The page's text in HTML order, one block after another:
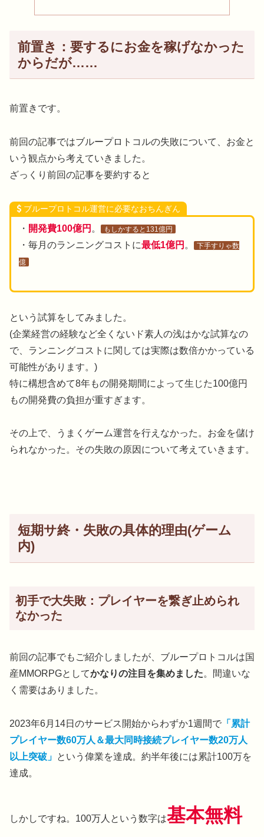
前置き：要するにお金を稼げなかった
からだが……
前置きです。
前回の記事ではブループロトコルの失敗について、お金と
いう観点から考えていきました。
ざっくり前回の記事を要約すると
ブループロトコル運営に必要なおちんぎん
・ 開発費100億円 。 もしかすると131億円
・毎月のランニングコストに最低1億円 。
下手すりゃ数
億
という試算をしてみました。
(企業経営の経験など全くないド素人の浅はかな試算なの
で、ランニングコストに関しては実際は数倍かかっている
可能性があります。)
特に構想含めて8年もの開発期間によって生じた100億円
もの開発費の負担が重すぎます。
その上で、うまくゲーム運営を行えなかった。お金を儲け
られなかった。その失敗の原因について考えていきます。
短期サ終・失敗の具体的理由(ゲーム
内)
初手で大失敗：プレイヤーを繋ぎ止められ
なかった
前回の記事でもご紹介しましたが、ブループロトコルは国
産MMORPGとしてかなりの注目を集めました。間違いな
く需要はありました。
2023年6月14日のサービス開始からわずか1週間で 「累計
プレイヤー数60万人＆最大同時接続プレイヤー数20万人
以上突破」 という偉業を達成。約半年後には累計100万を
達成。
しかしですね。100万人という数字は基本無料